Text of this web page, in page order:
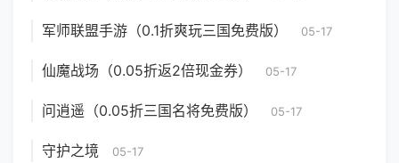
军师联盟手游（0.1折爽玩三国免费版） 05-17
仙魔战场（0.05折返2倍现金券） 05-17
问逍遥（0.05折三国名将免费版） 05-17
守护之境 05-17